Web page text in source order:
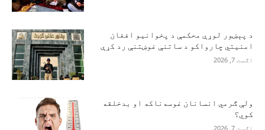
د پېښور لوړې محکمې د پخوانیو افغان
امنیتي چارواکو د ساتنې غوښتنې رد کړې
اګست 7, 2026
ولې ګرمي انسانان غوسه‌ناکه او بدخلقه
کوي؟
اګست 7, 2026